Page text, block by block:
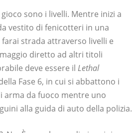
sono i livelli. Mentre inizi a
vestito di fenicotteri in una
strada attraverso livelli e
diretto ad altri titoli
deve essere il Lethal
Fase 6, in cui si abbattono i
arma da fuoco mentre uno
alla guida di auto della polizia.